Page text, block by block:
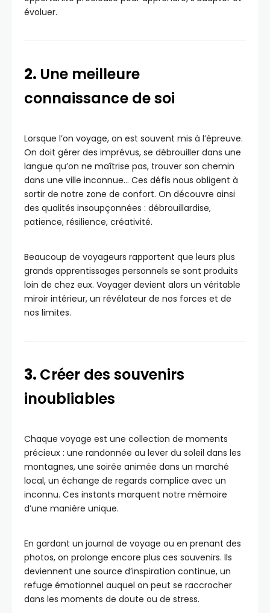
évoluer.
2. Une meilleure
connaissance de soi
Lorsque l’on voyage, on est souvent mis à l’épreuve.
On doit gérer des imprévus, se débrouiller dans une
langue qu’on ne maîtrise pas, trouver son chemin
dans une ville inconnue… Ces défis nous obligent à
sortir de notre zone de confort. On découvre ainsi
des qualités insoupçonnées : débrouillardise,
patience, résilience, créativité.
Beaucoup de voyageurs rapportent que leurs plus
grands apprentissages personnels se sont produits
loin de chez eux. Voyager devient alors un véritable
miroir intérieur, un révélateur de nos forces et de
nos limites.
3. Créer des souvenirs
inoubliables
Chaque voyage est une collection de moments
précieux : une randonnée au lever du soleil dans les
montagnes, une soirée animée dans un marché
local, un échange de regards complice avec un
inconnu. Ces instants marquent notre mémoire
d’une manière unique.
En gardant un journal de voyage ou en prenant des
photos, on prolonge encore plus ces souvenirs. Ils
deviennent une source d’inspiration continue, un
refuge émotionnel auquel on peut se raccrocher
dans les moments de doute ou de stress.